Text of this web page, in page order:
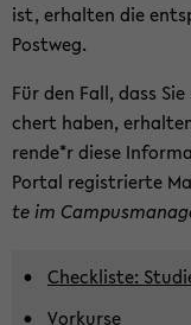
ist, er­hal­ten die
Post­weg.
Für den Fall, dass
chert haben,
ren­de*r diese
Por­tal re­gis­trier­te
te im
Check­lis­te:
Vor­kur­se